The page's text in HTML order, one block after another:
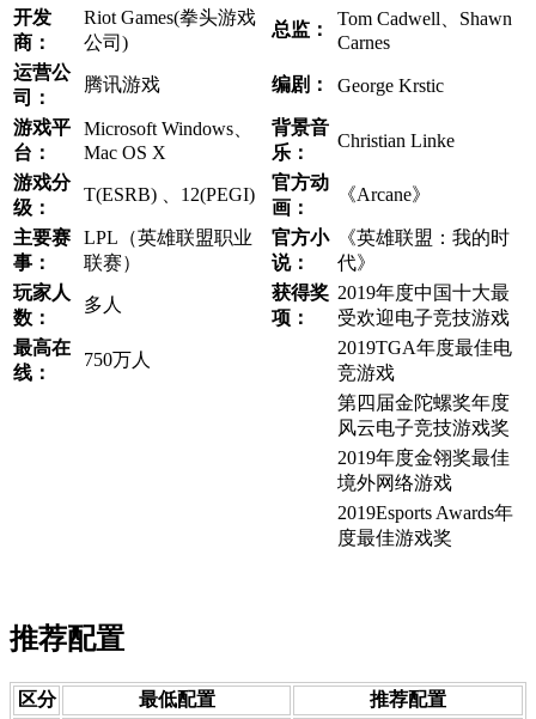
开发
商：
​Riot Games(拳头游戏
公司)
总监：
​Tom Cadwell、Shawn
Carnes
运营公
司：
​腾讯游戏 ​编剧： ​George Krstic
游戏平
台：
​Microsoft Windows、
Mac OS X
背景音
乐：
​Christian Linke
游戏分
级：
​T(ESRB) 、12(PEGI)
官方动
画：
​《Arcane》
主要赛
事：
LPL（英雄联盟职业
联赛）
官方小
说：
​《英雄联盟：我的时
代》
​玩家人
数：
​多人
获得奖
项：
​2019年度中国十大最
受欢迎电子竞技游戏
最高在
线：
​750万人
​2019TGA年度最佳电
竞游戏
​第四届金陀螺奖年度
风云电子竞技游戏奖
​2019年度金翎奖最佳
境外网络游戏
​2019Esports Awards年
度最佳游戏奖
推荐配置
区分​ ​最低配置 推荐配置​